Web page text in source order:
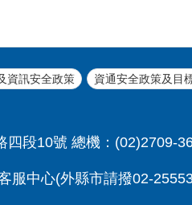
資訊安全政策 資通安全政策及目
四段10號 總機：(02)2709-
服中心(外縣市請撥02-